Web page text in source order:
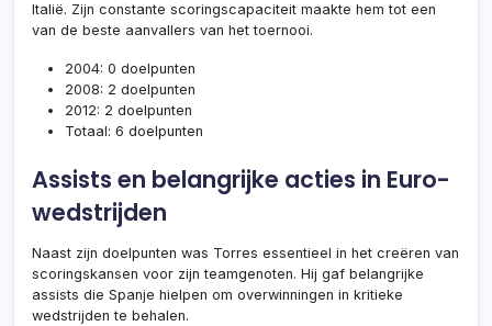
Italië. Zijn constante scoringscapaciteit maakte hem tot een
van de beste aanvallers van het toernooi.
2004: 0 doelpunten
2008: 2 doelpunten
2012: 2 doelpunten
Totaal: 6 doelpunten
Assists en belangrijke acties in Euro-
wedstrijden
Naast zijn doelpunten was Torres essentieel in het creëren van
scoringskansen voor zijn teamgenoten. Hij gaf belangrijke
assists die Spanje hielpen om overwinningen in kritieke
wedstrijden te behalen.